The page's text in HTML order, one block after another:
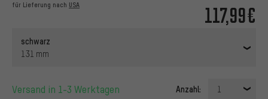
117,99€
für Lieferung nach USA
schwarz
131 mm
Versand in 1-3 Werktagen Anzahl: 1